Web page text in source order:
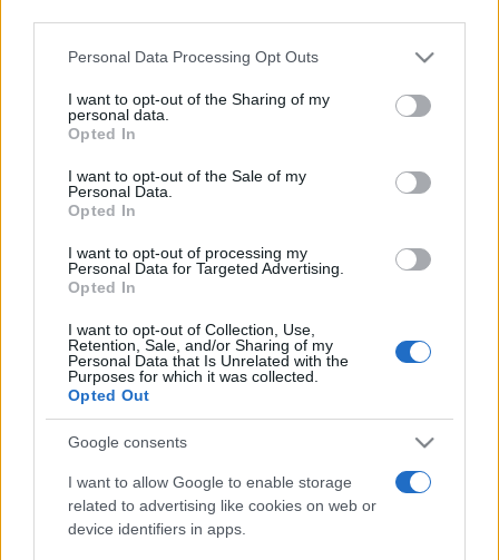
Please note that this website/app uses one or more Google
not limited to your visit or usage behaviour. You may click to
grant or deny consent to Google and its third-party tags to
use your data for below specified purposes in below Google
consent section.
Personal Data Processing Opt Outs
I want to opt-out of the Sharing of my
personal data.
Opted In
I want to opt-out of the Sale of my
Personal Data.
Opted In
I want to opt-out of processing my
Personal Data for Targeted Advertising.
Opted In
I want to opt-out of Collection, Use,
Retention, Sale, and/or Sharing of my
Personal Data that Is Unrelated with the
Purposes for which it was collected.
Opted Out
Google consents
I want to allow Google to enable storage
related to advertising like cookies on web or
device identifiers in apps.
színésznő a tavalyi testületet vezető Pong Dzsunho dél-
koreai rendezőt követi a zsűrielnöki székben.
A velencei nemzetközi zsűri a legjobb filmnek járó Arany
Oroszlán-díj mellett a zsűri nagydíját, a legjobb rendezés
Volpi-díjait, különdíjat, forgatókönyvírói díjat, valamint a
legjobb fiatal színésznő és színész Marcello Mastroianni-
díját ítéli oda. A 79. Velencei Nemzetközi Filmfesztivált
augusztus 31. és szeptember 10. között rendezik meg.
Nyitókép: AFP/Valery Hache